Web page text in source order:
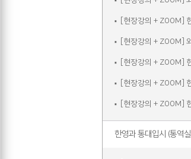
한영과 통대입시 (통역